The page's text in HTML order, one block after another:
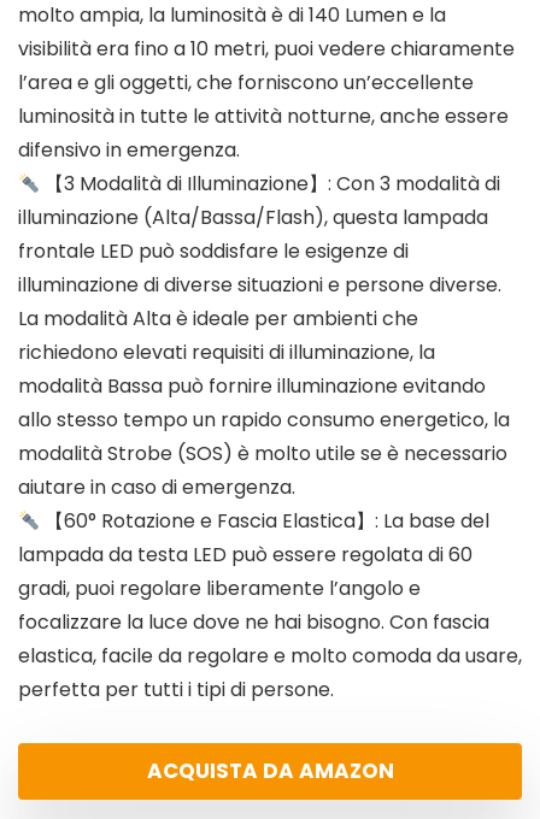
molto ampia, la luminosità è di 140 Lumen e la
visibilità era fino a 10 metri, puoi vedere chiaramente
l’area e gli oggetti, che forniscono un’eccellente
luminosità in tutte le attività notturne, anche essere
difensivo in emergenza.
【3 Modalità di Illuminazione】: Con 3 modalità di
illuminazione (Alta/Bassa/Flash), questa lampada
frontale LED può soddisfare le esigenze di
illuminazione di diverse situazioni e persone diverse.
La modalità Alta è ideale per ambienti che
richiedono elevati requisiti di illuminazione, la
modalità Bassa può fornire illuminazione evitando
allo stesso tempo un rapido consumo energetico, la
modalità Strobe (SOS) è molto utile se è necessario
aiutare in caso di emergenza.
【60° Rotazione e Fascia Elastica】: La base del
lampada da testa LED può essere regolata di 60
gradi, puoi regolare liberamente l’angolo e
focalizzare la luce dove ne hai bisogno. Con fascia
elastica, facile da regolare e molto comoda da usare,
perfetta per tutti i tipi di persone.
ACQUISTA DA AMAZON